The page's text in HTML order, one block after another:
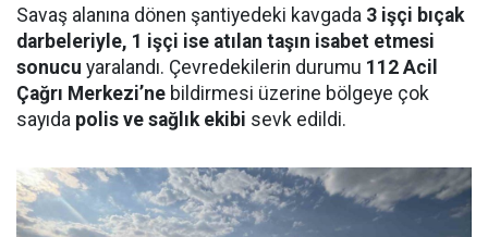
Savaş alanına dönen şantiyedeki kavgada 3 işçi bıçak
darbeleriyle, 1 işçi ise atılan taşın isabet etmesi
sonucu yaralandı. Çevredekilerin durumu 112 Acil
Çağrı Merkezi’ne bildirmesi üzerine bölgeye çok
sayıda polis ve sağlık ekibi sevk edildi.